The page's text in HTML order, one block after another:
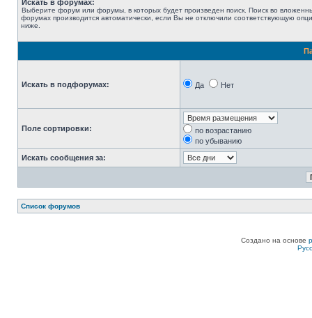
Искать в форумах:
Выберите форум или форумы, в которых будет произведен поиск. Поиск во
форумах производится автоматически, если Вы не отключили соответствующую
ниже.
Искать в подфорумах: Да Нет
Поле сортировки:
по возрастанию
по убыванию
Искать сообщения за:
Список форумов
Создано на основе